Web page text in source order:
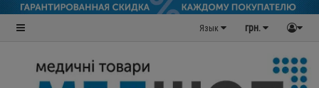
грн.
Язык